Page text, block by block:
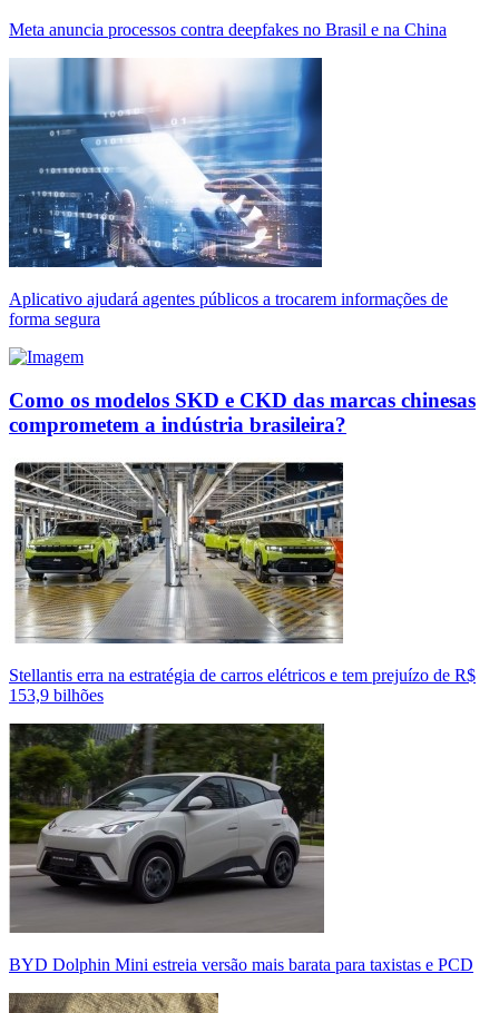
Meta anuncia processos contra deepfakes no Brasil e na China
Aplicativo ajudará agentes públicos a trocarem informações de
forma segura
Como os modelos SKD e CKD das marcas chinesas
comprometem a indústria brasileira?
Stellantis erra na estratégia de carros elétricos e tem prejuízo de R$
153,9 bilhões
BYD Dolphin Mini estreia versão mais barata para taxistas e PCD